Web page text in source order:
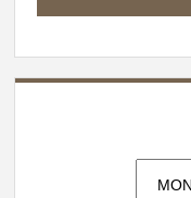
Archiv